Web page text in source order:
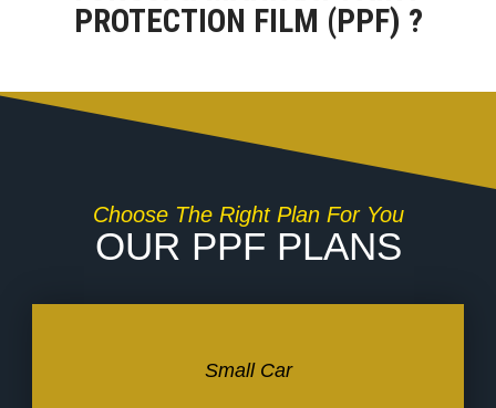
PROTECTION FILM (PPF) ?
Choose The Right Plan For You
OUR PPF PLANS
Small Car